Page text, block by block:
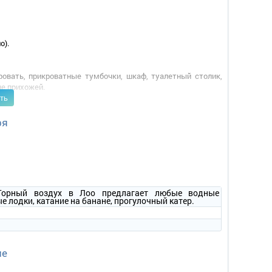
прикроватные тумбочки, шкаф, туалетный столик,
прихожей.
полотенца.
прихожей.
воздух в Лоо предлагает любые водные
лодки, катание на банане, прогулочный катер.